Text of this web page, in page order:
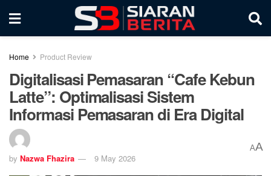
Home Product Review
Digitalisasi Pemasaran “Cafe Kebun
Latte”: Optimalisasi Sistem
Informasi Pemasaran di Era Digital
by Nazwa Fhazira 9 May 2026
AA